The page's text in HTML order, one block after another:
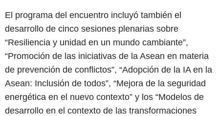
El programa del encuentro incluyó también el
desarrollo de cinco sesiones plenarias sobre
“Resiliencia y unidad en un mundo cambiante”,
“Promoción de las iniciativas de la Asean en materia
de prevención de conflictos”, “Adopción de la IA en la
Asean: Inclusión de todos”, “Mejora de la seguridad
energética en el nuevo contexto” y los “Modelos de
desarrollo en el contexto de las transformaciones